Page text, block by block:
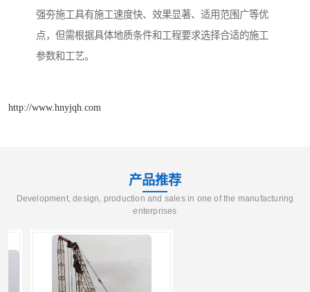
强夯施工具有施工速度快、效果显著、适用范围广等优
点，但需根据具体地质条件和工程要求选择合适的施工
参数和工艺。
http://www.hnyjqh.com
产品推荐
Development, design, production and sales in one of the manufacturing
enterprises